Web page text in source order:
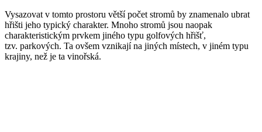
Vysazovat v tomto prostoru větší počet stromů by znamenalo ubrat
hřišti jeho typický charakter. Mnoho stromů jsou naopak
charakteristickým prvkem jiného typu golfových hřišť,
tzv. parkových. Ta ovšem vznikají na jiných místech, v jiném typu
krajiny, než je ta vinořská.